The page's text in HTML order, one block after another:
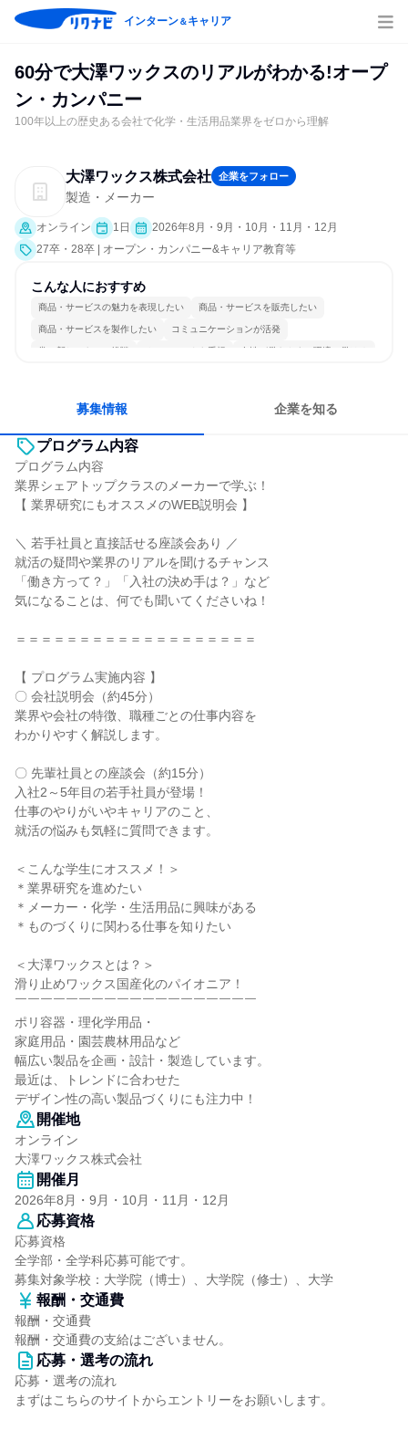
インターン＆キャリア
60分で大澤ワックスのリアルがわかる!オープ
ン・カンパニー
100年以上の歴史ある会社で化学・生活用品業界をゼロから理解
大澤ワックス株式会社 企業をフォロー
製造・メーカー
オンライン 1日
2026年8月・9月・10月・11月・12月
27卒・28卒 | オープン・カンパニー&キャリア教育等
こんな人におすすめ
商品・サービスの魅力を表現したい 商品・サービスを販売したい
商品・サービスを製作したい コミュニケーションが活発
常に新しいものに挑戦 チームワークを重視 女性が働きやすい環境で働ける
募集情報 企業を知る
プログラム内容
プログラム内容
業界シェアトップクラスのメーカーで学ぶ！
【 業界研究にもオススメのWEB説明会 】
＼ 若手社員と直接話せる座談会あり ／
就活の疑問や業界のリアルを聞けるチャンス
「働き方って？」「入社の決め手は？」など
気になることは、何でも聞いてくださいね！
＝＝＝＝＝＝＝＝＝＝＝＝＝＝＝＝＝＝＝
【 プログラム実施内容 】
〇 会社説明会（約45分）
業界や会社の特徴、職種ごとの仕事内容を
わかりやすく解説します。
〇 先輩社員との座談会（約15分）
入社2～5年目の若手社員が登場！
仕事のやりがいやキャリアのこと、
就活の悩みも気軽に質問できます。
＜こんな学生にオススメ！＞
＊業界研究を進めたい
＊メーカー・化学・生活用品に興味がある
＊ものづくりに関わる仕事を知りたい
＜大澤ワックスとは？＞
滑り止めワックス国産化のパイオニア！
￣￣￣￣￣￣￣￣￣￣￣￣￣￣￣￣￣￣￣
ポリ容器・理化学用品・
家庭用品・園芸農林用品など
幅広い製品を企画・設計・製造しています。
最近は、トレンドに合わせた
デザイン性の高い製品づくりにも注力中！
開催地
オンライン
大澤ワックス株式会社
開催月
2026年8月・9月・10月・11月・12月
応募資格
応募資格
全学部・全学科応募可能です。
募集対象学校：大学院（博士）、大学院（修士）、大学
報酬・交通費
報酬・交通費
報酬・交通費の支給はございません。
応募・選考の流れ
応募・選考の流れ
まずはこちらのサイトからエントリーをお願いします。